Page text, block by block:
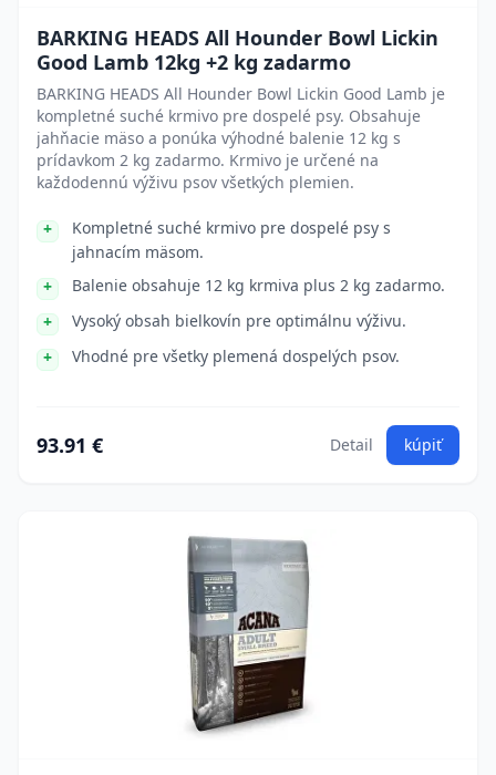
BARKING HEADS All Hounder Bowl Lickin
Good Lamb 12kg +2 kg zadarmo
BARKING HEADS All Hounder Bowl Lickin Good Lamb je
kompletné suché krmivo pre dospelé psy. Obsahuje
jahňacie mäso a ponúka výhodné balenie 12 kg s
prídavkom 2 kg zadarmo. Krmivo je určené na
každodennú výživu psov všetkých plemien.
Kompletné suché krmivo pre dospelé psy s
jahnacím mäsom.
Balenie obsahuje 12 kg krmiva plus 2 kg zadarmo.
Vysoký obsah bielkovín pre optimálnu výživu.
Vhodné pre všetky plemená dospelých psov.
93.91 € Detail kúpiť